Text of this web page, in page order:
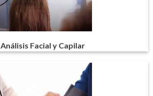
Análisis Facial y Capilar